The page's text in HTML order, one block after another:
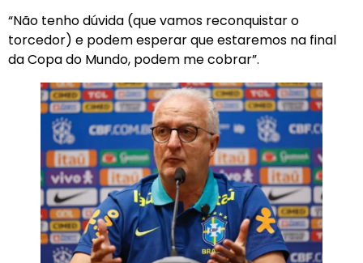
“Não tenho dúvida (que vamos reconquistar o
torcedor) e podem esperar que estaremos na final
da Copa do Mundo, podem me cobrar”.